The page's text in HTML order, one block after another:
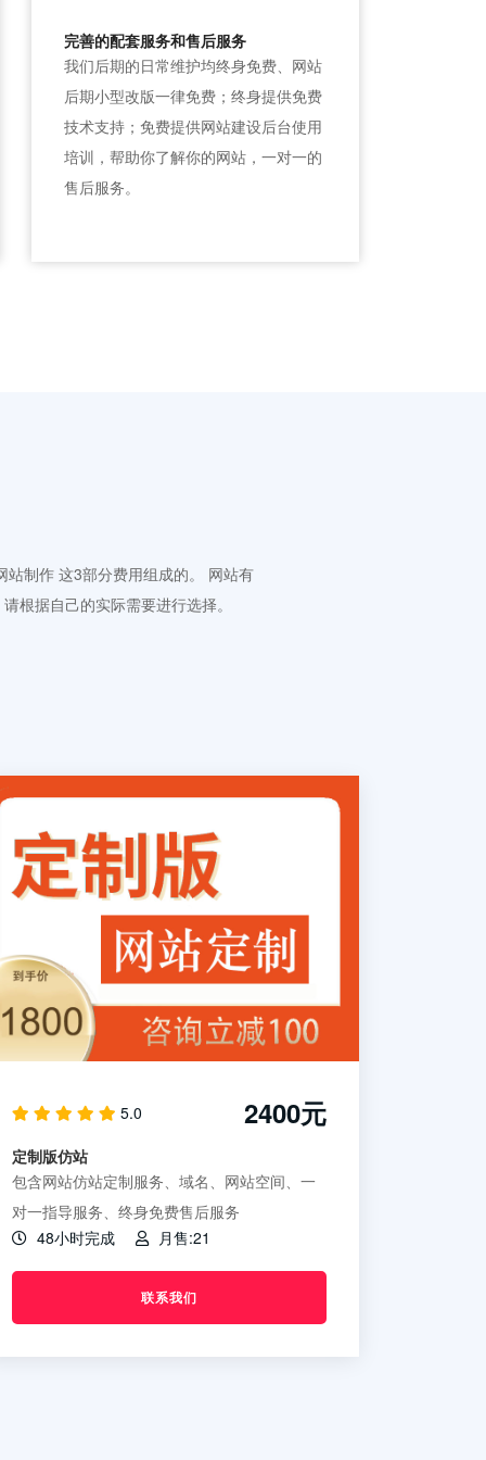
完善的配套服务和售后服务
我们后期的日常维护均终身免费、网站
后期小型改版一律免费；终身提供免费
技术支持；免费提供网站建设后台使用
培训，帮助你了解你的网站，一对一的
售后服务。
制作 这3部分费用组成的。 网站有
根据自己的实际需要进行选择。
5.0 2400元
定制版仿站
包含网站仿站定制服务、域名、网站空间、一
对一指导服务、终身免费售后服务
48小时完成
月售:21
联系我们